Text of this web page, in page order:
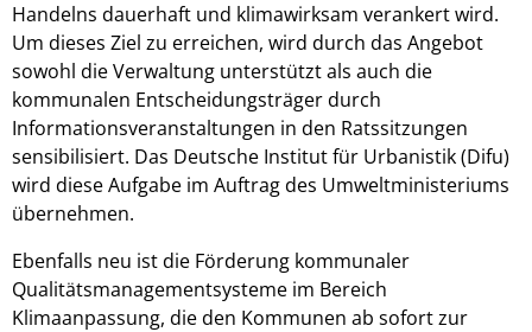
Handelns dauerhaft und klimawirksam verankert wird.
Um dieses Ziel zu erreichen, wird durch das Angebot
sowohl die Verwaltung unterstützt als auch die
kommunalen Entscheidungsträger durch
Informationsveranstaltungen in den Ratssitzungen
sensibilisiert. Das Deutsche Institut für Urbanistik (Difu)
wird diese Aufgabe im Auftrag des Umweltministeriums
übernehmen.
Ebenfalls neu ist die Förderung kommunaler
Qualitätsmanagementsysteme im Bereich
Klimaanpassung, die den Kommunen ab sofort zur